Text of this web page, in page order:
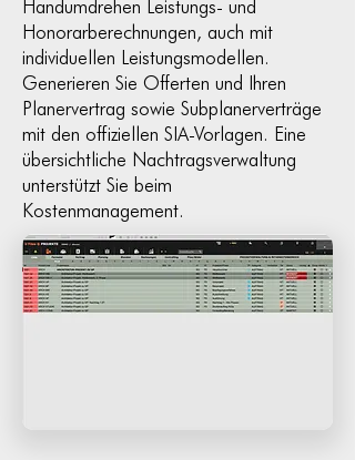
Handumdrehen Leistungs- und
Honorarberechnungen, auch mit
individuellen Leistungsmodellen.
Generieren Sie Offerten und Ihren
Planervertrag sowie Subplanerverträge
mit den offiziellen SIA-Vorlagen. Eine
übersichtliche Nachtragsverwaltung
unterstützt Sie beim
Kostenmanagement.